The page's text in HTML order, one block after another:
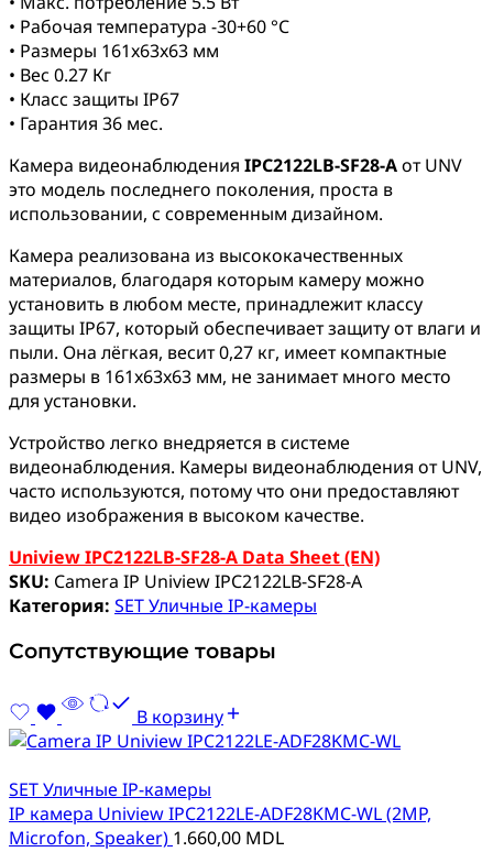
• Рабочая температура -30+60 °C
• Размеры 161x63x63 мм
• Вес 0.27 Кг
• Класс защиты IP67
• Гарантия 36 мес.
Камера видеонаблюдения IPC2122LB-SF28-Aот UNV
это модель последнего поколения, проста в
использовании, с современным дизайном.
Камера реализована из высококачественных
материалов, благодаря которым камеру можно
установить в любом месте, принадлежит классу
защиты IP67, который обеспечивает защиту от влаги и
пыли. Она лёгкая, весит 0,27 кг, имеет компактные
размеры в 161x63x63 мм, не занимает много место
для установки.
Устройство легко внедряется в системе
видеонаблюдения. Камеры видеонаблюдения от UNV,
часто используются, потому что они предоставляют
видео изображения в высоком качестве.
Uniview IPC2122LB-SF28-A Data Sheet (EN)
SKU: Camera IP Uniview IPC2122LB-SF28-A
Категория: SET Уличные IP-камеры
Сопутствующие товары
В корзину
SET Уличные IP-камеры
IP камера Uniview IPC2122LE-ADF28KMC-WL (2MP,
Microfon, Speaker) 1.660,00 MDL